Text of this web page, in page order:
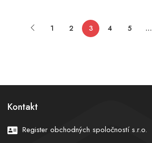
1 2 3 4 5 …
Kontakt
Register obchodných spoločností s.r.o.